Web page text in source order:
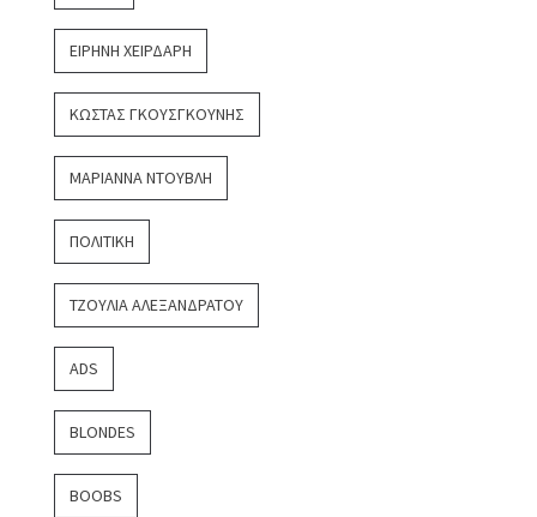
ΕΙΡΉΝΗ ΧΕΙΡΔΆΡΗ
ΚΏΣΤΑΣ ΓΚΟΥΣΓΚΟΎΝΗΣ
ΜΑΡΙΆΝΝΑ ΝΤΟΎΒΛΗ
ΠΟΛΙΤΙΚΉ
ΤΖΟΎΛΙΑ ΑΛΕΞΑΝΔΡΆΤΟΥ
ADS
BLONDES
BOOBS